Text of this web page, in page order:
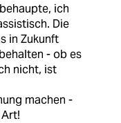
ich
Die
in Zukunft
- ob es
nicht, ist
machen -